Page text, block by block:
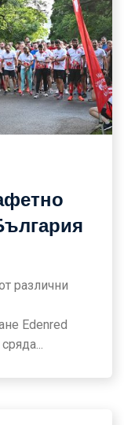
различни
Edenred